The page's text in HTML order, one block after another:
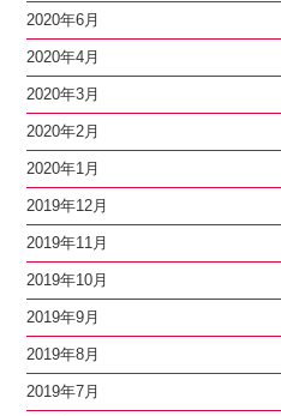
2020年6月
2020年4月
2020年3月
2020年2月
2020年1月
2019年12月
2019年11月
2019年10月
2019年9月
2019年8月
2019年7月